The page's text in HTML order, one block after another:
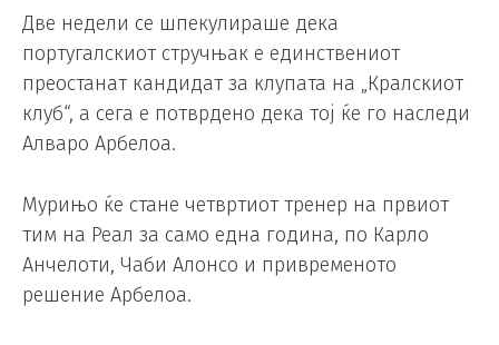
Две недели се шпекулираше дека
португалскиот стручњак е единствениот
преостанат кандидат за клупата на „Кралскиот
клуб“, а сега е потврдено дека тој ќе го наследи
Алваро Арбелоа.
Мурињо ќе стане четвртиот тренер на првиот
тим на Реал за само една година, по Карло
Анчелоти, Чаби Алонсо и привременото
решение Арбелоа.